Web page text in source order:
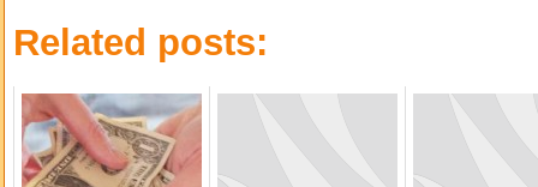
Related posts: